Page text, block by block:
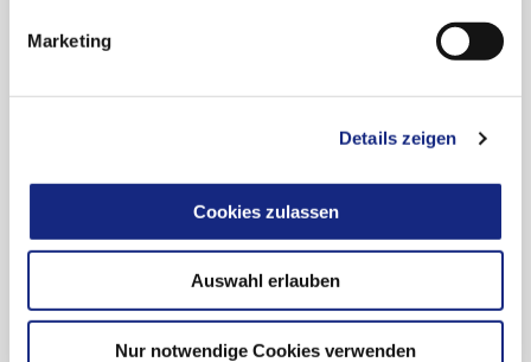
Marketing
Details zeigen
Cookies zulassen
Auswahl erlauben
Nur notwendige Cookies verwenden
Mitglied der International Society for
Dermatologischen Gesellschaft (DDG) seit
Koordination des z. T. von der Europäischen
Kommission geförderten RegiSCAR-Projekts
(European registry of severe cutaneous
adverse reactions; QLG1-CT-2002-01738) seit